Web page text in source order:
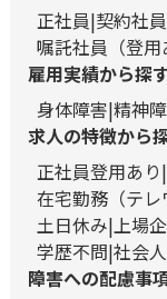
正社員 契約社員
嘱託社員（登用
雇用実績から探
身体障害 精神
求人の特徴から
正社員登用あり
在宅勤務（テ
土日休み 上場
学歴不問 社会
障害への配慮事